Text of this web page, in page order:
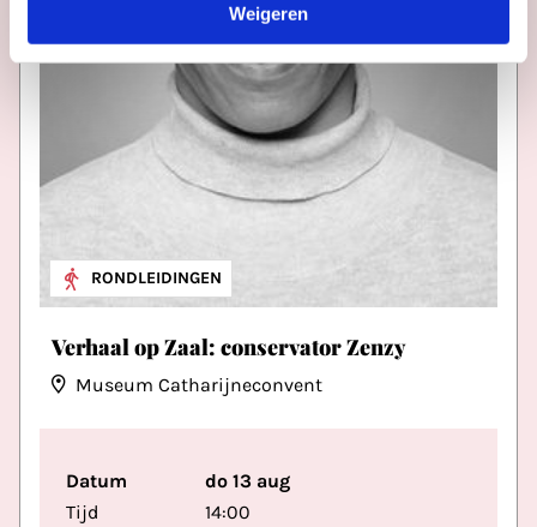
Weigeren
RONDLEIDINGEN
Verhaal op Zaal: conservator Zenzy
Museum Catharijneconvent
Datum
do 13 aug
Tijd
14:00